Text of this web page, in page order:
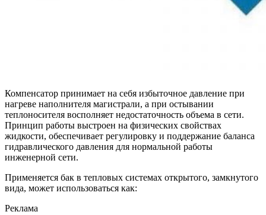
Компенсатор принимает на себя избыточное давление при
нагреве наполнителя магистрали, а при остывании
теплоносителя восполняет недостаточность объема в сети.
Принцип работы выстроен на физических свойствах
жидкости, обеспечивает регулировку и поддержание баланса
гидравлического давления для нормальной работы
инженерной сети.
Применяется бак в тепловых системах открытого, замкнутого
вида, может использоваться как:
Реклама